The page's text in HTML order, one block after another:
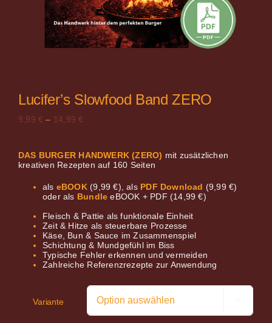
Lucifer’s Slowfood Band ZERO
9,99€ – 14,99€
DAS BURGER HANDWERK (ZERO) mit zusätzlichen
kreativen Rezepten auf 160 Seiten
als eBOOK (9,99 €), als PDF Download (9,99 €)
oderals BundleeBOOK + PDF (14,99 €)
Fleisch & Pattie als funktionale Einheit
Zeit & Hitze als steuerbare Prozesse
Käse, Bun & Sauce im Zusammenspiel
Schichtung & Mundgefühl im Biss
Typische Fehler erkennen und vermeiden
Zahlreiche Referenzrezepte zur Anwendung
Variante